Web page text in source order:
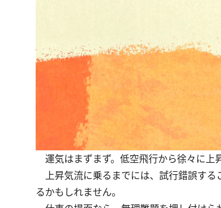
運気はまずまず。低空飛行から徐々に上
上昇気流に乗るまでには、試行錯誤する
るかもしれません。